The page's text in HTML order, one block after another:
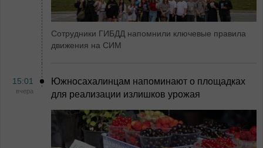
Сотрудники ГИБДД напомнили ключевые правила
движения на СИМ
15:01
вчера
Южносахалинцам напоминают о площадках
для реализации излишков урожая